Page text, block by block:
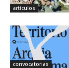
artículos
convocatorias